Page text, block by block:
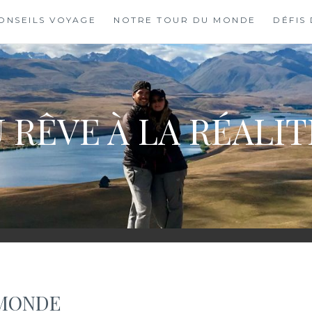
VOYAGE NOTRE TOUR DU MONDE DÉFIS
RÊVE À LA